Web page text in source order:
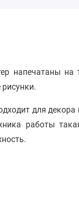
напечатаны на
рисунки.
для
работы